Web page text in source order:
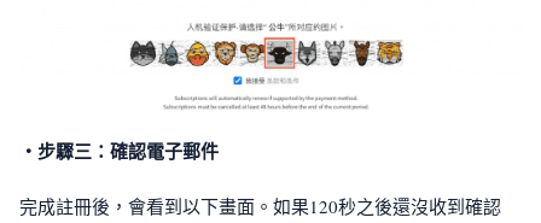
・步驟三：確認電子郵件
完成註冊後，會看到以下畫面。如果120秒之後還沒收到確認